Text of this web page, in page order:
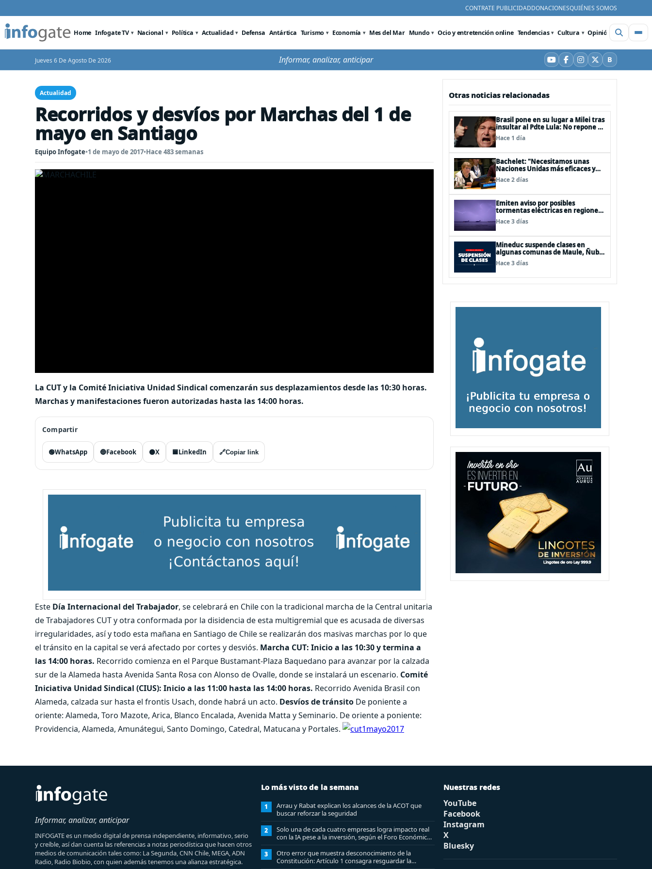
CONTRATE PUBLICIDADDONACIONESQUIÉNES SOMOS
Home Infogate TV Nacional Política Actualidad Defensa Antártica Turismo Economía Mes del Mar Mundo Ocio y entretención online Tendencias Cultura Opinión Videos
Jueves 6 De Agosto De 2026 Informar, analizar, anticipar YouTube
Facebook
Instagram
X BBluesky
Actualidad
Recorridos y desvíos por Marchas del 1 de
mayo en Santiago
Equipo Infogate•1 de mayo de 2017•Hace 483 semanas
La CUT y la Comité Iniciativa Unidad Sindical comenzarán sus desplazamientos desde las 10:30 horas.
Marchas y manifestaciones fueron autorizadas hasta las 14:00 horas.
Compartir
🟢WhatsApp 🔵Facebook ⚫X 🟦LinkedIn 🔗Copiar link
Este Día Internacional del Trabajador, se celebrará en Chile con la tradicional marcha de la Central unitaria
de Trabajadores CUT y otra conformada por la disidencia de esta multigremial que es acusada de diversas
irregularidades, así y todo esta mañana en Santiago de Chile se realizarán dos masivas marchas por lo que
el tránsito en la capital se verá afectado por cortes y desviós. Marcha CUT: Inicio a las 10:30 y termina a
las 14:00 horas. Recorrido comienza en el Parque Bustamant-Plaza Baquedano para avanzar por la calzada
sur de la Alameda hasta Avenida Santa Rosa con Alonso de Ovalle, donde se instalará un escenario. Comité
Iniciativa Unidad Sindical (CIUS): Inicio a las 11:00 hasta las 14:00 horas. Recorrido Avenida Brasil con
Alameda, calzada sur hasta el frontis Usach, donde habrá un acto. Desvíos de tránsito De poniente a
oriente: Alameda, Toro Mazote, Arica, Blanco Encalada, Avenida Matta y Seminario. De oriente a poniente:
Providencia, Alameda, Amunátegui, Santo Domingo, Catedral, Matucana y Portales.
Otras noticias relacionadas
Brasil pone en su lugar a Milei tras
insultar al Pdte Lula: No repone al
embajador en BBSS y rebaja la
relación bilateral
Hace 1 día
Bachelet: "Necesitamos unas
Naciones Unidas más eficaces y
cercanas a las personas"
Hace 2 días
Emiten aviso por posibles
tormentas eléctricas en regiones
de Los Lagos y Aysén
Hace 3 días
Mineduc suspende clases en
algunas comunas de Maule, Ñuble
y La Araucanía para este lunes
Hace 3 días
Informar, analizar, anticipar
INFOGATE es un medio digital de prensa independiente, informativo, serio
y creíble, así dan cuenta las referencias a notas periodística que hacen otros
medios de comunicación tales como: La Segunda, CNN Chile, MEGA, ADN
Radio, Radio Biobio, con quien además tenemos una alianza estratégica.
Lo más visto de la semana
1
Arrau y Rabat explican los alcances de la ACOT que
buscar reforzar la seguridad
2
Solo una de cada cuatro empresas logra impacto real
con la IA pese a la inversión, según el Foro Económico
Mundial
3
Otro error que muestra desconocimiento de la
Constitución: Artículo 1 consagra resguardar la
Nuestras redes
YouTube
Facebook
Instagram
X
Bluesky